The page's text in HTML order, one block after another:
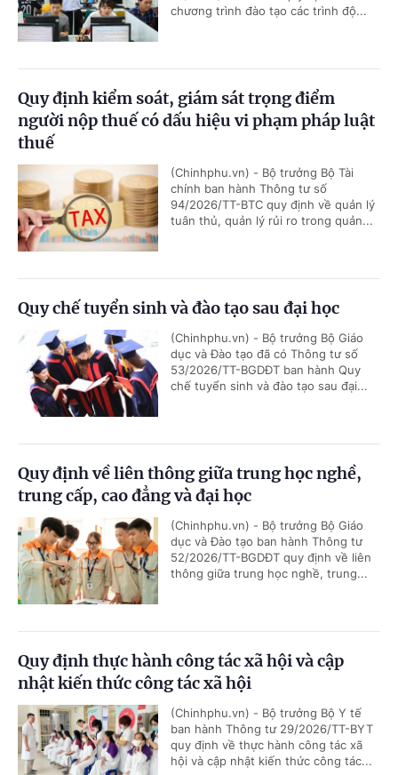
chương trình đào tạo các trình độ...
Quy định kiểm soát, giám sát trọng điểm
người nộp thuế có dấu hiệu vi phạm pháp luật
thuế
(Chinhphu.vn) - Bộ trưởng Bộ Tài
chính ban hành Thông tư số
94/2026/TT-BTC quy định về quản lý
tuân thủ, quản lý rủi ro trong quản...
Quy chế tuyển sinh và đào tạo sau đại học
(Chinhphu.vn) - Bộ trưởng Bộ Giáo
dục và Đào tạo đã có Thông tư số
53/2026/TT-BGDĐT ban hành Quy
chế tuyển sinh và đào tạo sau đại...
Quy định về liên thông giữa trung học nghề,
trung cấp, cao đẳng và đại học
(Chinhphu.vn) - Bộ trưởng Bộ Giáo
dục và Đào tạo ban hành Thông tư
52/2026/TT-BGDĐT quy định về liên
thông giữa trung học nghề, trung...
Quy định thực hành công tác xã hội và cập
nhật kiến thức công tác xã hội
(Chinhphu.vn) - Bộ trưởng Bộ Y tế
ban hành Thông tư 29/2026/TT-BYT
quy định về thực hành công tác xã
hội và cập nhật kiến thức công tác...